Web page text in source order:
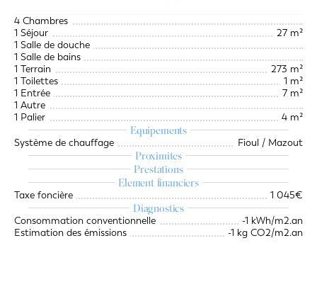
4 Chambres
1 Séjour
27 m²
1 Salle de douche
1 Salle de bains
1 Terrain
273 m²
1 Toilettes
1 m²
1 Entrée
7 m²
1 Autre
1 Palier
4 m²
Equipements
Système de chauffage Fioul / Mazout
Proximites
Prestations
Element financiers
Taxe foncière 1 045€
Diagnostics
Consommation conventionnelle
-1 kWh/m2.an
Estimation des émissions
-1 kg CO2/m2.an